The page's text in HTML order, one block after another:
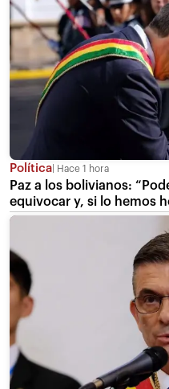
Política Hace 1 hora
Paz a los bolivianos:
equivocar y, si lo hemos